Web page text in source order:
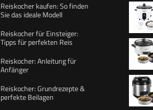
Reiskocher kaufen: So finden
Sie das ideale Modell
Reiskocher für Einsteiger:
Tipps für perfekten Reis
Reiskocher: Anleitung für
Anfänger
Reiskocher: Grundrezepte &
perfekte Beilagen